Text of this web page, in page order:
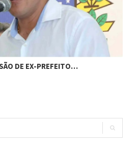
DE EX-PREFEITO…